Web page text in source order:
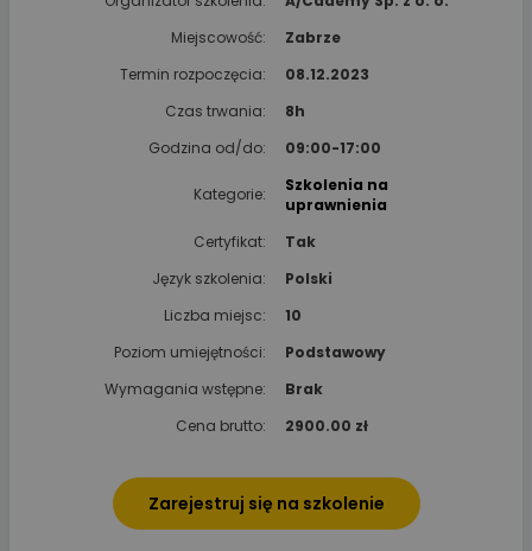
Miejscowość:
Zabrze
Termin rozpoczęcia:
08.12.2023
Czas trwania:
8h
Godzina od/do:
09:00-17:00
Kategorie:
Szkolenia na
uprawnienia
Certyfikat:
Tak
Język szkolenia:
Polski
Liczba miejsc:
10
Poziom umiejętności:
Podstawowy
Wymagania wstępne:
Brak
Cena brutto:
2900.00 zł
Zarejestruj się na szkolenie